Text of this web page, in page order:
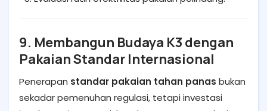
9. Membangun Budaya K3 dengan
Pakaian Standar Internasional
Penerapan standar pakaian tahan panas bukan
sekadar pemenuhan regulasi, tetapi investasi